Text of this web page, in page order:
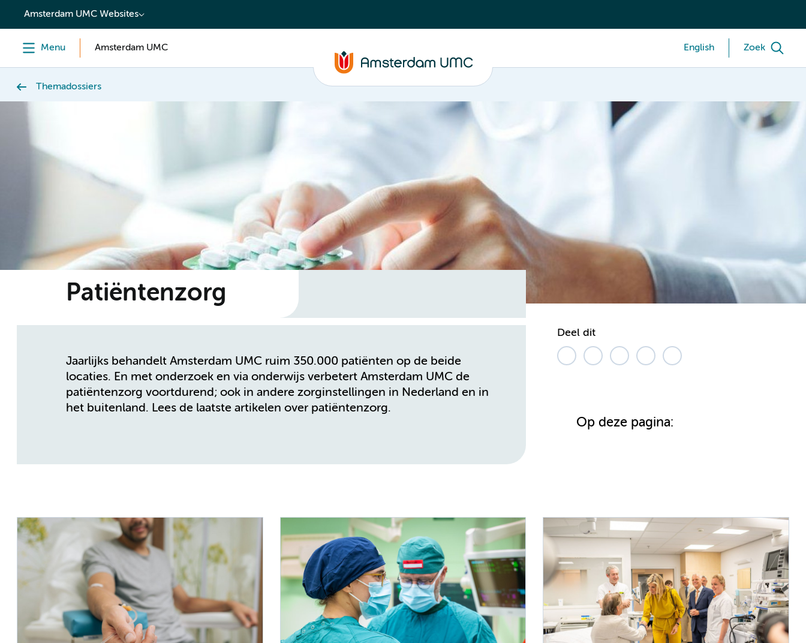
content
Amsterdam UMC Websites
Menu Amsterdam UMC English Zoek
Themadossiers
Patiëntenzorg
Jaarlijks behandelt Amsterdam UMC ruim 350.000 patiënten op de beide
locaties. En met onderzoek en via onderwijs verbetert Amsterdam UMC de
patiëntenzorg voortdurend; ook in andere zorginstellingen in Nederland en in
het buitenland. Lees de laatste artikelen over patiëntenzorg.
Deel dit
Op deze pagina: